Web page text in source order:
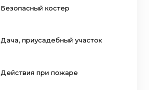
Безопасный костер
Дача, приусадебный участок
Действия при пожаре